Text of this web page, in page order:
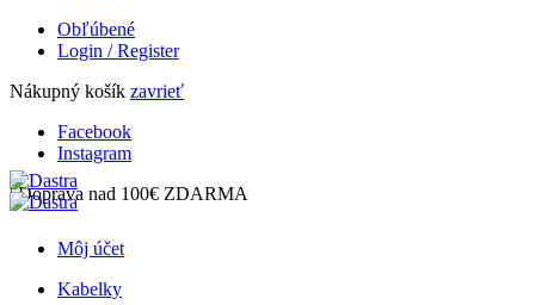
Obľúbené
Login / Register
Nákupný košík zavrieť
Facebook
Instagram
| Doprava nad 100€ ZDARMA
Môj účet
Kabelky